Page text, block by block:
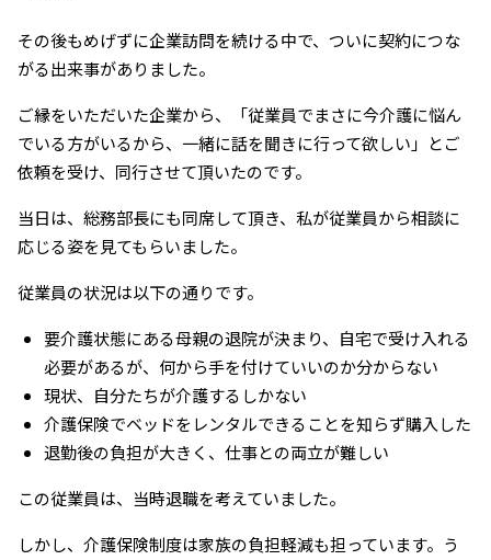
その後もめげずに企業訪問を続ける中で、ついに契約につな
がる出来事がありました。
ご縁をいただいた企業から、「従業員でまさに今介護に悩ん
でいる方がいるから、一緒に話を聞きに行って欲しい」とご
依頼を受け、同行させて頂いたのです。
当日は、総務部長にも同席して頂き、私が従業員から相談に
応じる姿を見てもらいました。
従業員の状況は以下の通りです。
要介護状態にある母親の退院が決まり、自宅で受け入れる
必要があるが、何から手を付けていいのか分からない
現状、自分たちが介護するしかない
介護保険でベッドをレンタルできることを知らず購入した
退勤後の負担が大きく、仕事との両立が難しい
この従業員は、当時退職を考えていました。
しかし、介護保険制度は家族の負担軽減も担っています。う